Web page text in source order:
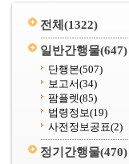
전체 (1322)
일반간행물(647)
단행본(507)
보고서(34)
팜플렛(85)
법령정보(19)
사전정보공표(2)
정기간행물(470)